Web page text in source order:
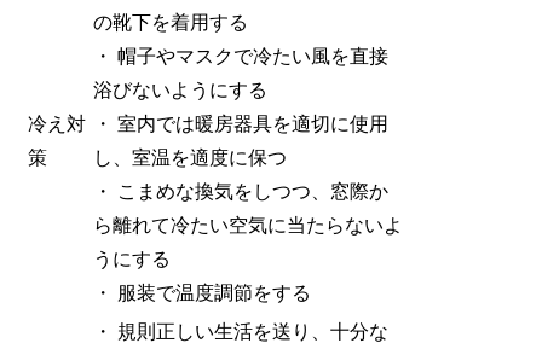
冷え対
策
の靴下を着用する
・ 帽子やマスクで冷たい風を直接
浴びないようにする
・ 室内では暖房器具を適切に使用
し、室温を適度に保つ
・ こまめな換気をしつつ、窓際か
ら離れて冷たい空気に当たらないよ
うにする
・ 服装で温度調節をする
・ 規則正しい生活を送り、十分な